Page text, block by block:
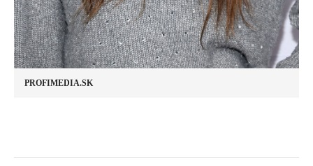
PROFIMEDIA.SK